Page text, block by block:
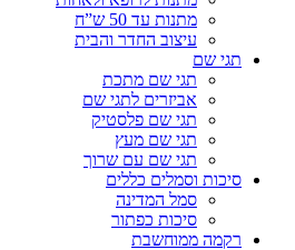
מתנות עד 50 ש”ח
עיצוב החדר והבית
תגי שם
תגי שם מתכת
אביזרים לתגי שם
תגי שם פלסטיק
תגי שם מעץ
תגי שם עם שרוך
סיכות וסמלים כללים
סמל המדינה
סיכות כפתור
רקמה ממוחשבת